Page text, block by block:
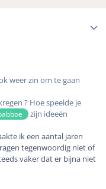
weer zin om te gaan
? Hoe speelde je
zijn ideeën
ik een aantal jaren
tegenwoordig niet of
vaker dat er bijna niet